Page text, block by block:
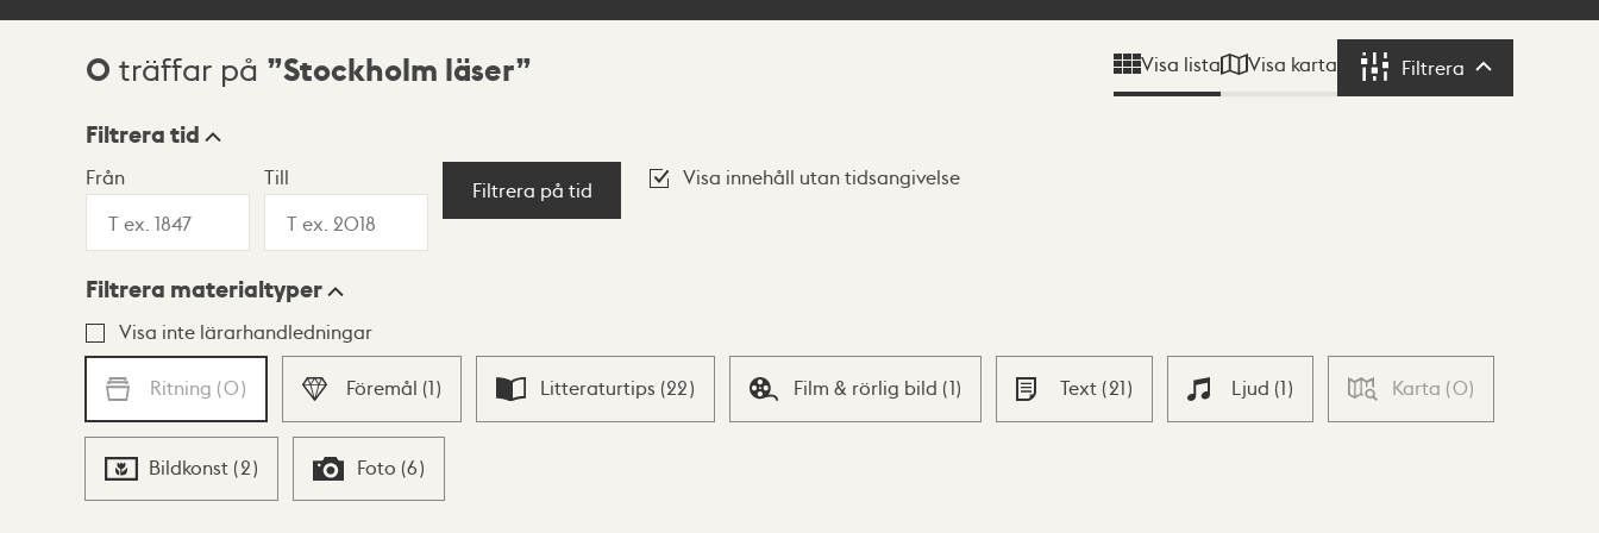
Sökresultat
0 träffar på Stockholm läser Visa lista Visa karta Filtrera Filtrera
Visningsläge
Lista Karta
Filtrera tid
Från Till
Filtrera på tid
Visa innehåll utan tidsangivelse
Filtrera materialtyper
Visa inte lärarhandledningar
Ritning (0) Föremål (1) Litteraturtips (22) Film & rörlig bild (1) Text (21) Ljud (1) Karta (0)
Bildkonst (2) Foto (6)